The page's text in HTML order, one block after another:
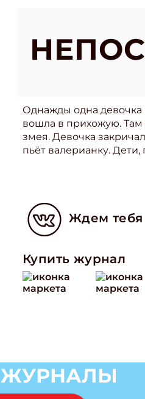
Однажды одна девочка
вошла в прихожую. Там
змея. Девочка
пьёт валерианку.
Ждем тебя
Купить журнал
ЖУРНАЛЫ